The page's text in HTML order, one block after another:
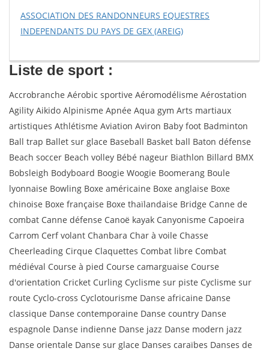
ASSOCIATION DES RANDONNEURS EQUESTRES
INDEPENDANTS DU PAYS DE GEX (AREIG)
Liste de sport :
Accrobranche Aérobic sportive Aéromodélisme Aérostation
Agility Aikido Alpinisme Apnée Aqua gym Arts martiaux
artistiques Athlétisme Aviation Aviron Baby foot Badminton
Ball trap Ballet sur glace Baseball Basket ball Baton défense
Beach soccer Beach volley Bébé nageur Biathlon Billard BMX
Bobsleigh Bodyboard Boogie Woogie Boomerang Boule
lyonnaise Bowling Boxe américaine Boxe anglaise Boxe
chinoise Boxe française Boxe thaïlandaise Bridge Canne de
combat Canne défense Canoë kayak Canyonisme Capoeira
Carrom Cerf volant Chanbara Char à voile Chasse
Cheerleading Cirque Claquettes Combat libre Combat
médiéval Course à pied Course camarguaise Course
d'orientation Cricket Curling Cyclisme sur piste Cyclisme sur
route Cyclo-cross Cyclotourisme Danse africaine Danse
classique Danse contemporaine Danse country Danse
espagnole Danse indienne Danse jazz Danse modern jazz
Danse orientale Danse sur glace Danses caraïbes Danses de